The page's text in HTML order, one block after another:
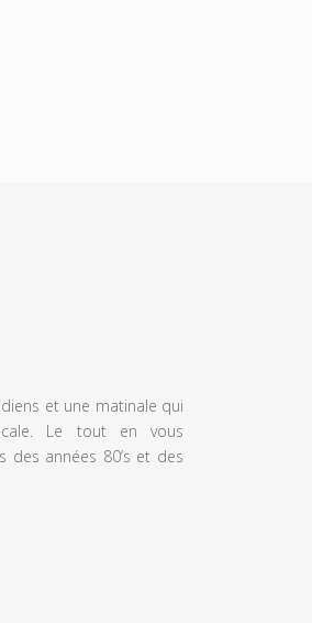
et une matinale qui
Le tout en vous
années 80’s et des